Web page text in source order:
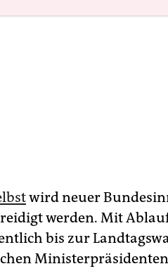
wird neuer
werden. Mit
bis zur